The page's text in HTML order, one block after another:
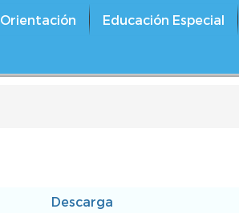
Orientación Educación Especial
A a (+/-) :
Descarga